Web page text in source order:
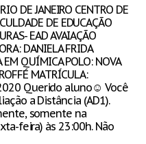
DE JANEIRO CENTRO DE
DE EDUCAÇÃO
EAD AVAIAÇÃO
DANIELA FRIDA
EM QUÍMICA POLO: NOVA
MATRÍCULA:
Querido aluno☺ Você
a Distância (AD1).
somente na
feira) às 23:00h. Não